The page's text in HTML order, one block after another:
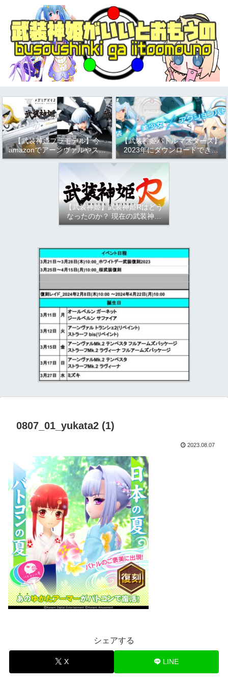
【武装神姫プラモデル】今
amazonでアーンヴァルやスト
ラーフがお得という話
【武装神姫バトルマスターズ】
2023年にダウンロードできる
か問題について
【武装神姫】武装神姫Rはどう
なったのか？ 現在の武装神姫
アーケード（バトコン）につい
0807_01_yukata2 (1)
2023.08.07
シェアする
X LINE